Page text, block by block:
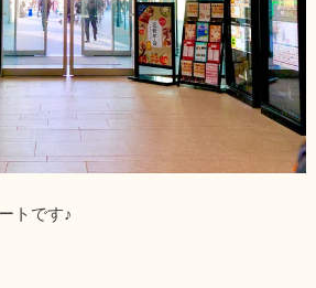
トです♪